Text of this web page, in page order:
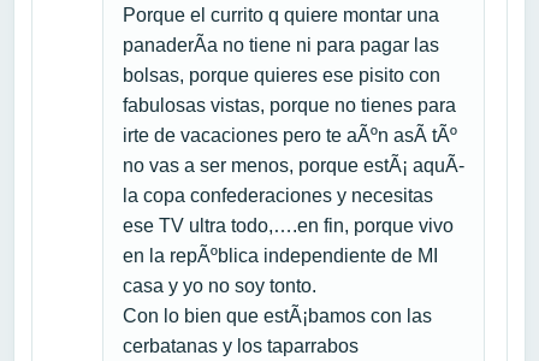
Porque el currito q quiere montar una
panaderÃ­a no tiene ni para pagar las
bolsas, porque quieres ese pisito con
fabulosas vistas, porque no tienes para
irte de vacaciones pero te aÃºn asÃ­ tÃº
no vas a ser menos, porque estÃ¡ aquÃ­
la copa confederaciones y necesitas
ese TV ultra todo,….en fin, porque vivo
en la repÃºblica independiente de MI
casa y yo no soy tonto.
Con lo bien que estÃ¡bamos con las
cerbatanas y los taparrabos